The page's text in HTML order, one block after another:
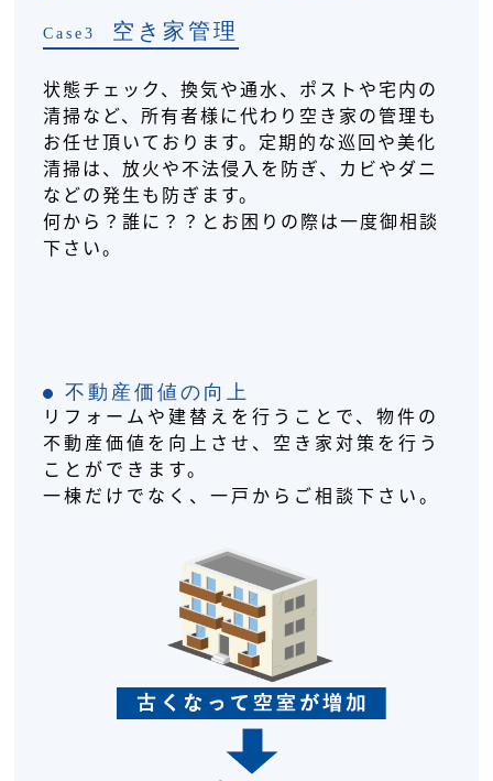
Case3 空き家管理
状態チェック、換気や通水、ポストや宅内の
清掃など、所有者様に代わり空き家の管理も
お任せ頂いております。定期的な巡回や美化
清掃は、放火や不法侵入を防ぎ、カビやダニ
などの発生も防ぎます。
何から？誰に？？とお困りの際は一度御相談
下さい。
不動産価値の向上
リフォームや建替えを行うことで、物件の
不動産価値を向上させ、空き家対策を行う
ことができます。
一棟だけでなく、一戸からご相談下さい。